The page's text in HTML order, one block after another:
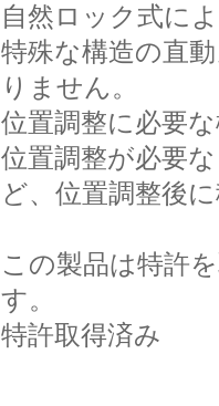
自然ロック式に
特殊な構造の直
りません。
位置調整に必要
位置調整が必要
ど、位置調整後
この製品は特許
す。
特許取得済み